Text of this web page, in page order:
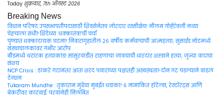
Skip
content
Today शुक्रवार, 7th ऑगस्ट 2026
Breaking News
विधान परिषद उपसभापतीपदासाठी शिवसेनेतच जोरदार रस्सीखेच! नीलम गोऱ्हेंऐवजी नव्या
चेहऱ्याला संधी? शिंदेंच्या ‘धक्कातंत्रा’ची चर्चा
पुण्यात धक्कादायक घटना! निवारागृहातील २६ वर्षीय कर्मचाऱ्याची आत्महत्या; सुसाईड नोटमध्ये
संस्थाचालकावर गंभीर आरोप
बीडमध्ये थरारक हत्याकांड! सासुरवाडीत राहणाऱ्या जावयाची धारदार शस्त्राने हत्या; जुन्या वादाचा
संशय
NCP Crisis : ठाकरे गटानंतर आता शरद पवारांच्या पक्षातही अस्वस्थता? दोन गट पडल्याने वाढलं
टेन्शन
Tukaram Mundhe : तुकाराम मुंढेंचा मुंबईत धडाका! ६ नामांकित हॉटेल्स, रेस्टॉरंट्स आणि
बेकरींवर कारवाई; परवानेही निलंबित